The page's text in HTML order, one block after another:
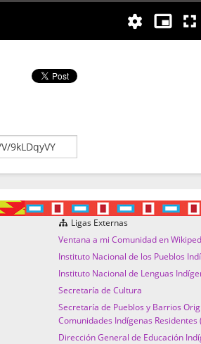
Ligas Externas
Ventana a mi Comunidad en
Instituto Nacional de los Pueblos
Instituto Nacional de Lenguas
Secretaría de Cultura
Secretaría de Pueblos y Barrios
Comunidades Indígenas Residentes
Dirección General de Educación